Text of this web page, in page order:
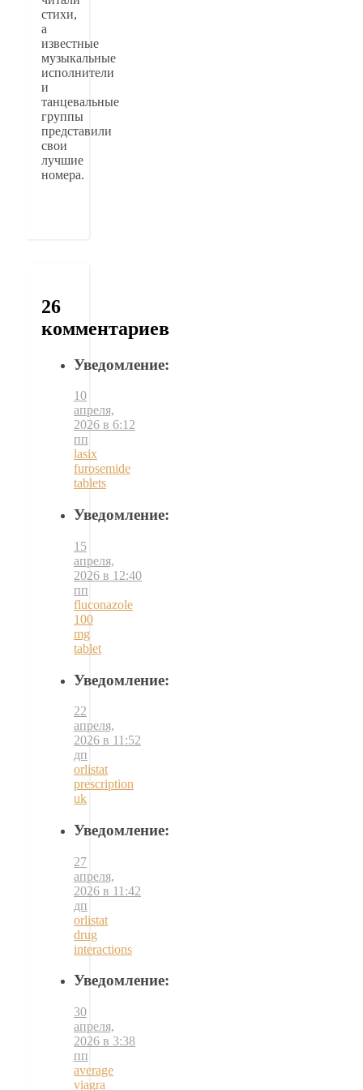
стихи,
а
известные
музыкальные
исполнители
и
танцевальные
группы
представили
свои
лучшие
номера.
26
комментариев
Уведомление:
10
апреля,
2026 в 6:12
пп
lasix
furosemide
tablets
Уведомление:
15
апреля,
2026 в 12:40
пп
fluconazole
100
mg
tablet
Уведомление:
22
апреля,
2026 в 11:52
дп
orlistat
prescription
uk
Уведомление:
27
апреля,
2026 в 11:42
дп
orlistat
drug
interactions
Уведомление:
30
апреля,
2026 в 3:38
пп
average
viagra